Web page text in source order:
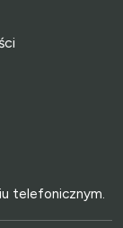
telefonicznym.